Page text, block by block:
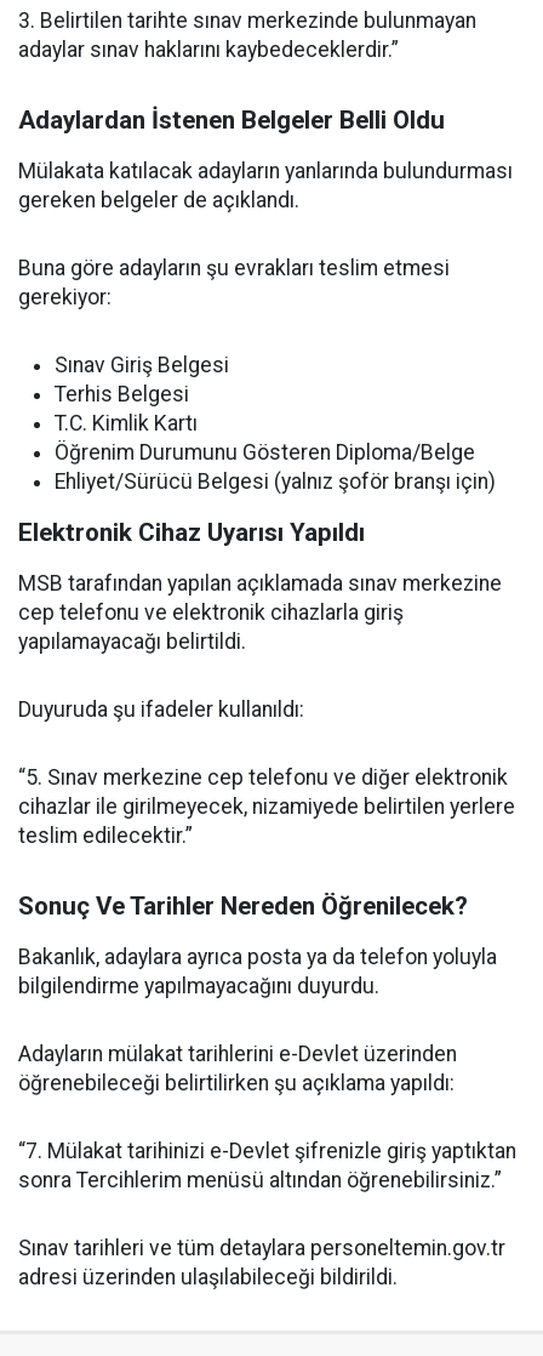
3. Belirtilen tarihte sınav merkezinde bulunmayan
adaylar sınav haklarını kaybedeceklerdir.”
Adaylardan İstenen Belgeler Belli Oldu
Mülakata katılacak adayların yanlarında bulundurması
gereken belgeler de açıklandı.
Buna göre adayların şu evrakları teslim etmesi
gerekiyor:
Sınav Giriş Belgesi
Terhis Belgesi
T.C. Kimlik Kartı
Öğrenim Durumunu Gösteren Diploma/Belge
Ehliyet/Sürücü Belgesi (yalnız şoför branşı için)
Elektronik Cihaz Uyarısı Yapıldı
MSB tarafından yapılan açıklamada sınav merkezine
cep telefonu ve elektronik cihazlarla giriş
yapılamayacağı belirtildi.
Duyuruda şu ifadeler kullanıldı:
“5. Sınav merkezine cep telefonu ve diğer elektronik
cihazlar ile girilmeyecek, nizamiyede belirtilen yerlere
teslim edilecektir.”
Sonuç Ve Tarihler Nereden Öğrenilecek?
Bakanlık, adaylara ayrıca posta ya da telefon yoluyla
bilgilendirme yapılmayacağını duyurdu.
Adayların mülakat tarihlerini e-Devlet üzerinden
öğrenebileceği belirtilirken şu açıklama yapıldı:
“7. Mülakat tarihinizi e-Devlet şifrenizle giriş yaptıktan
sonra Tercihlerim menüsü altından öğrenebilirsiniz.”
Sınav tarihleri ve tüm detaylara personeltemin.gov.tr
adresi üzerinden ulaşılabileceği bildirildi.